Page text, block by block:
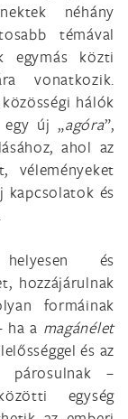
néhány
témával
egymás közti
vonatkozik.
hálók
egy új „agóra”,
ahol az
véleményeket
kapcsolatok és
és
hozzájárulnak
formáinak
ha a magánélet
és az
párosulnak –
egység